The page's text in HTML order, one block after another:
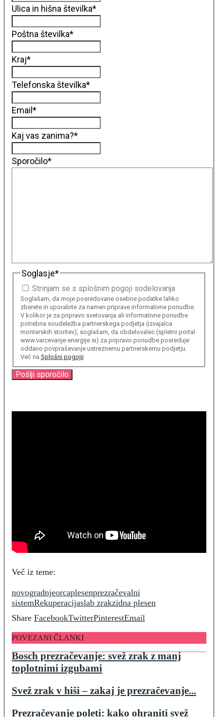
Ulica in hišna številka*
Poštna številka*
Kraj*
Telefonska številka*
Email*
Kaj vas zanima?*
Sporočilo*
Soglasje*
Strinjam se s splošnim pogoji sodelovanja
Soglašam, da moje posredovane osebne podatke lahko
zberete in uporabite za namen priprave informativne ponudbe.
V kolikor je za pripravo svetovanja ali informativne ponudbe
potrebna soudeležba partnerskega podjetja (izvajalca
monterskih storitev), soglašam, da obdelovalec (spletni portal
www.varcevanje-energije.si) za pripravo ponudbe posreduje
oddano povpraševanje ustreznemu partnerskemu podjetju.
Več na Splošni pogojii
Več iz teme:
novogradnjeorcaplesenprezračevalni
sistemRekuperacijaslab zrakzidna plesen
Share FacebookTwitterPinterestEmail
POVEZANI ČLANKI
Bosch prezračevanje: svež zrak z manj
toplotnimi izgubami
Svež zrak v hiši – zakaj je prezračevanje...
Prezračevanje poleti: kako ohraniti svež